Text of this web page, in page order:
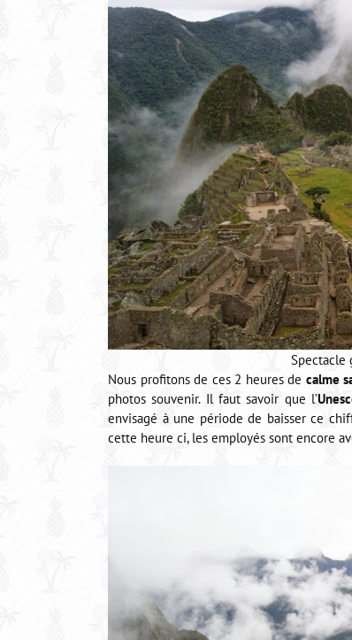
Spectacle
Nous profitons de ces 2 heures de calme
photos souvenir. Il faut savoir que l’
envisagé à une période de baisser ce
cette heure ci, les employés sont encore